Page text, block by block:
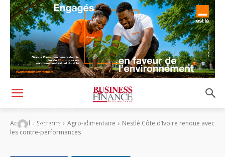
Accueil Secteurs Agro-alimentaire
Nestlé Côte d’Ivoire renoue avec
les contre-performances
Nestlé Côte d’Ivoire renoue avec les contre-
performances
By Rédaction - 20 mai 2020